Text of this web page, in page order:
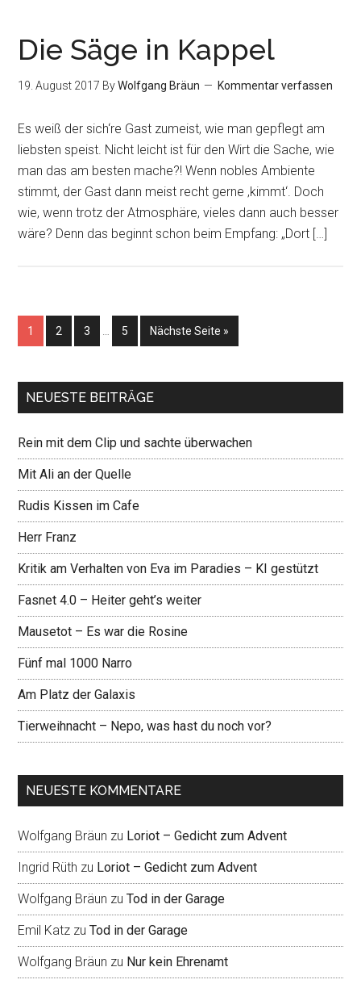
Die Säge in Kappel
19. August 2017 ByWolfgang Bräun Kommentar verfassen
Es weiß der sich‘re Gast zumeist, wie man gepflegt am
liebsten speist. Nicht leicht ist für den Wirt die Sache, wie
man das am besten mache?! Wenn nobles Ambiente
stimmt, der Gast dann meist recht gerne ‚kimmt‘. Doch
wie, wenn trotz der Atmosphäre, vieles dann auch besser
wäre? Denn das beginnt schon beim Empfang: „Dort […]
1 2 3 5 Nächste Seite »
NEUESTE BEITRÄGE
Rein mit dem Clip und sachte überwachen
Mit Ali an der Quelle
Rudis Kissen im Cafe
Herr Franz
Kritik am Verhalten von Eva im Paradies – KI gestützt
Fasnet 4.0 – Heiter geht’s weiter
Mausetot – Es war die Rosine
Fünf mal 1000 Narro
Am Platz der Galaxis
Tierweihnacht – Nepo, was hast du noch vor?
NEUESTE KOMMENTARE
Wolfgang Bräun zu Loriot – Gedicht zum Advent
Ingrid Rüth zu Loriot – Gedicht zum Advent
Wolfgang Bräun zuTod in der Garage
Emil Katz zuTod in der Garage
Wolfgang Bräun zu Nur kein Ehrenamt